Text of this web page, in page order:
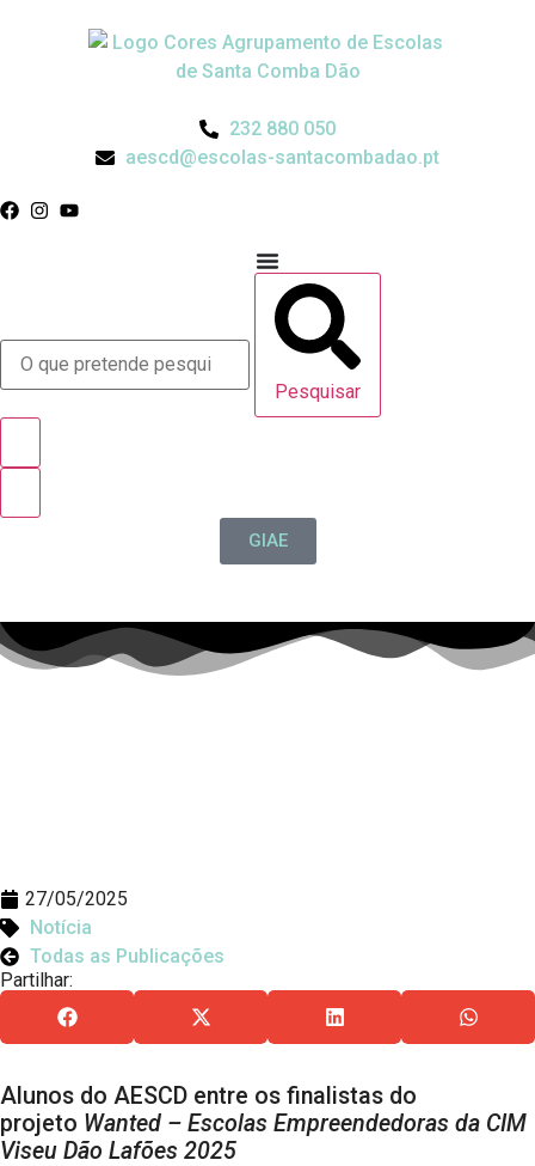
232 880 050
aescd@escolas-santacombadao.pt
Pesquisar
GIAE
27/05/2025
Notícia
Todas as Publicações
Partilhar:
Alunos do AESCD entre os finalistas do
projeto Wanted – Escolas Empreendedoras da CIM
Viseu Dão Lafões 2025